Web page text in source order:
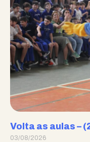
Volta as aulas –
03/08/2026